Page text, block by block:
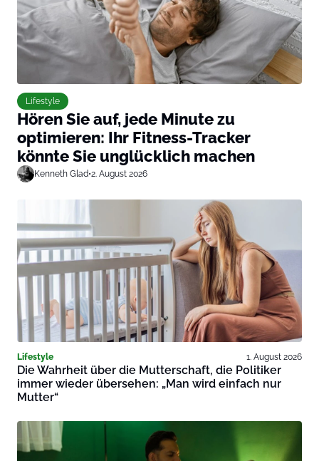
Lifestyle
Hören Sie auf, jede Minute zu
optimieren: Ihr Fitness-Tracker
könnte Sie unglücklich machen
Kenneth Glad•2. August 2026
Lifestyle 1. August 2026
Die Wahrheit über die Mutterschaft, die Politiker
immer wieder übersehen: „Man wird einfach nur
Mutter“